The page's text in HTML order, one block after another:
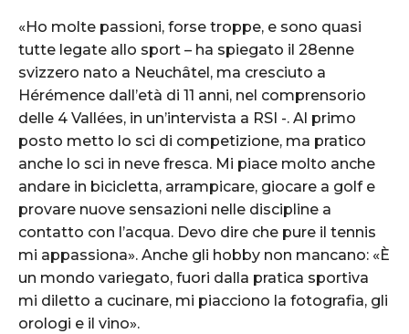
«Ho molte passioni, forse troppe, e sono quasi
tutte legate allo sport – ha spiegato il 28enne
svizzero nato a Neuchâtel, ma cresciuto a
Hérémence dall’età di 11 anni, nel comprensorio
delle 4 Vallées, in un’intervista a RSI -. Al primo
posto metto lo sci di competizione, ma pratico
anche lo sci in neve fresca. Mi piace molto anche
andare in bicicletta, arrampicare, giocare a golf e
provare nuove sensazioni nelle discipline a
contatto con l’acqua. Devo dire che pure il tennis
mi appassiona». Anche gli hobby non mancano: «È
un mondo variegato, fuori dalla pratica sportiva
mi diletto a cucinare, mi piacciono la fotografia, gli
orologi e il vino».